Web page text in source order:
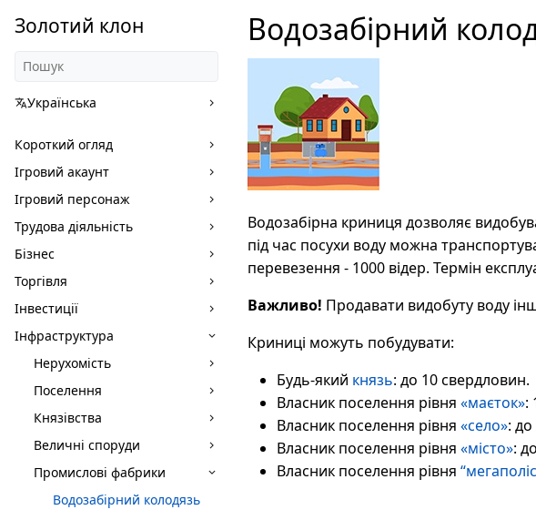
Золотий клон
Українська
Короткий огляд
Ігровий акаунт
Ігровий персонаж
Трудова діяльність
Бізнес
Торгівля
Інвестиції
Інфраструктура
Нерухомість
Поселення
Князівства
Величні споруди
Промислові фабрики
Водозабірний колодязь
Водозабірний
Водозабірна криниця дозволяє
під час посухи воду можна
перевезення - 1000 відер. Термін
Важливо! Продавати видобуту воду
Криниці можуть побудувати:
Будь-який князь: до 10 свердловин.
Власник поселення рівня «маєток»:
Власник поселення рівня «село»:
Власник поселення рівня «місто»:
Власник поселення рівня